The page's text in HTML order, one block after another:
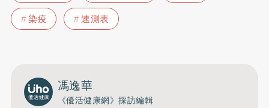
染疫
速測表
馮逸華
《優活健康網》採訪編輯